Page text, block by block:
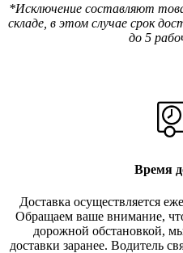
*Исключение составляют
складе, в этом случае срок
до 5
Время
Доставка осуществляется
Обращаем ваше внимание,
дорожной обстановкой,
доставки заранее. Водитель